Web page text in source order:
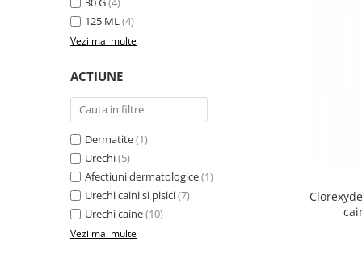
125 ML(4)
Vezi mai multe
ACTIUNE
Dermatite(1)
Urechi(5)
Afectiuni dermatologice(1)
Urechi caini si pisici(7)
Urechi caine(10)
Vezi mai multe